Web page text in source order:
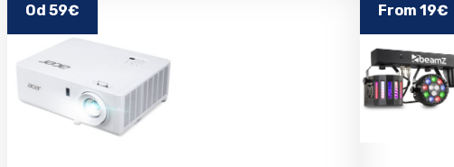
Od 59€ From 19€